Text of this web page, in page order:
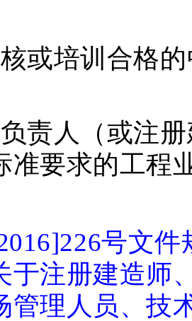
核或培训合格
负责人（或注
准要求的工程
号文
于注册建造师
管理人员、技